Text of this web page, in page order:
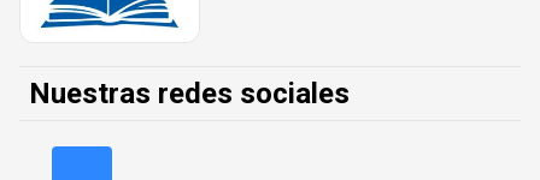
Nuestras redes sociales